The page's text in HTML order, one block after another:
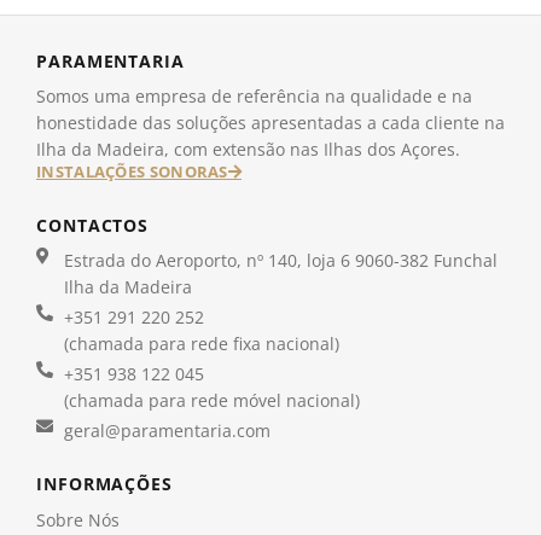
PARAMENTARIA
Somos uma empresa de referência na qualidade e na
honestidade das soluções apresentadas a cada cliente na
Ilha da Madeira, com extensão nas Ilhas dos Açores.
INSTALAÇÕES SONORAS
CONTACTOS
Estrada do Aeroporto, nº 140, loja 6 9060-382 Funchal
Ilha da Madeira
+351 291 220 252
(chamada para rede fixa nacional)
+351 938 122 045
(chamada para rede móvel nacional)
geral@paramentaria.com
INFORMAÇÕES
Sobre Nós